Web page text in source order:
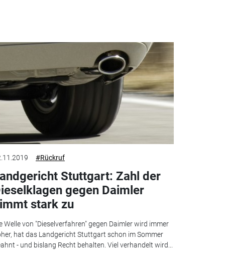
#Rückruf
Stuttgart: Zahl der
gegen Daimler
stark zu
Welle von "Dieselverfahren" gegen Daimler wird immer
hat das Landgericht Stuttgart schon im Sommer
- und bislang Recht behalten. Viel verhandelt wird...